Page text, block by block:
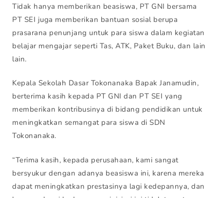
Tidak hanya memberikan beasiswa, PT GNI bersama
PT SEI juga memberikan bantuan sosial berupa
prasarana penunjang untuk para siswa dalam kegiatan
belajar mengajar seperti Tas, ATK, Paket Buku, dan lain
lain.
Kepala Sekolah Dasar Tokonanaka Bapak Janamudin,
berterima kasih kepada PT GNI dan PT SEI yang
memberikan kontribusinya di bidang pendidikan untuk
meningkatkan semangat para siswa di SDN
Tokonanaka.
“Terima kasih, kepada perusahaan, kami sangat
bersyukur dengan adanya beasiswa ini, karena mereka
dapat meningkatkan prestasinya lagi kedepannya, dan